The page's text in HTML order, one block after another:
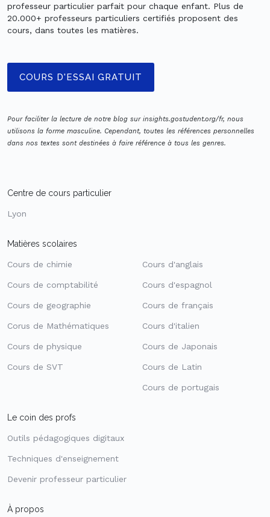
professeur particulier parfait pour chaque enfant. Plus de
20.000+ professeurs particuliers certifiés proposent des
cours, dans toutes les matières.
COURS D'ESSAI GRATUIT
Pour faciliter la lecture de notre blog sur insights.gostudent.org/fr, nous
utilisons la forme masculine. Cependant, toutes les références personnelles
dans nos textes sont destinées à faire référence à tous les genres.
Centre de cours particulier
Lyon
Matières scolaires
Cours de chimie
Cours de comptabilité
Cours de geographie
Corus de Mathématiques
Cours de physique
Cours de SVT
Cours d'anglais
Cours d'espagnol
Cours de français
Cours d'italien
Cours de Japonais
Cours de Latin
Cours de portugais
Le coin des profs
Outils pédagogiques digitaux
Techniques d'enseignement
Devenir professeur particulier
À propos